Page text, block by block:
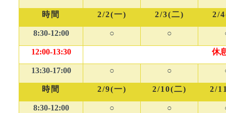
時間 2/2(一) 2/3(二) 2/
8:30-12:00 ○ ○
12:00-13:30 休
13:30-17:00 ○ ○
時間 2/9(一) 2/10(二) 2/
8:30-12:00 ○ ○